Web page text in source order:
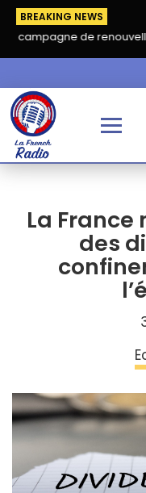
BREAKING NEWS
de renouvellement
La
des